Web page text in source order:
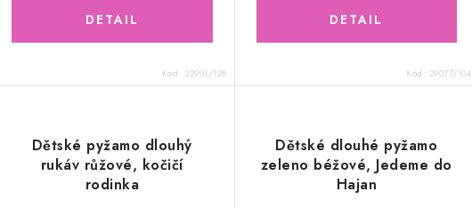
Kód: 32901/128 Kód: 29077/104
Dětské pyžamo dlouhý
rukáv růžové, kočičí
rodinka
Dětské dlouhé pyžamo
zeleno béžové, Jedeme do
Hajan